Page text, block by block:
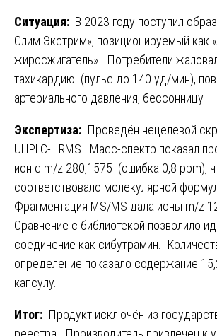
Ситуация: В 2023 году поступил
Слим Экстрим», позиционируемый как
жиросжигатель». Потребители
тахикардию (пульс до 140 уд/мин),
артериального давления, бессонницу.
Экспертиза: Проведён нецелевой
UHPLC-HRMS. Масс-спектр показал
ион с m/z 280,1575 (ошибка 0,8 ppm),
соответствовало молекулярной
Фрагментация MS/MS дала ионы m/z
Сравнение с библиотекой позволило
соединение как сибутрамин.
определение показало содержание
капсулу.
Итог: Продукт исключён из